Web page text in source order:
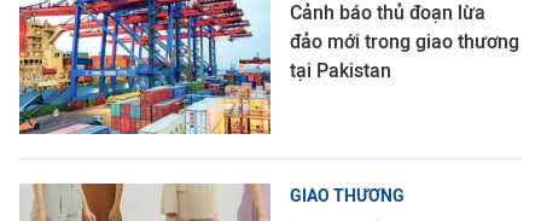
Cảnh báo thủ đoạn lừa
đảo mới trong giao thương
tại Pakistan
GIAO THƯƠNG